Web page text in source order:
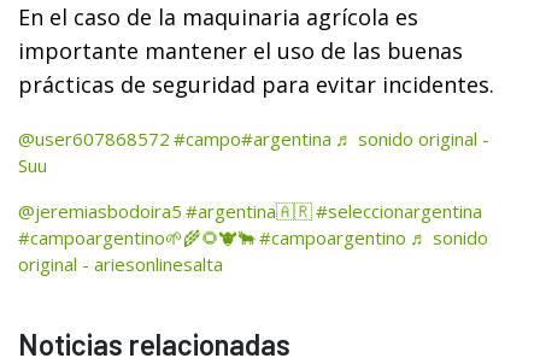
En el caso de la maquinaria agrícola es
importante mantener el uso de las buenas
prácticas de seguridad para evitar incidentes.
@user607868572 #campo#argentina ♬ sonido original -
Suu
@jeremiasbodoira5 #argentina🇦🇷#seleccionargentina
#campoargentino🌱🌾🌻🐮🐂#campoargentino ♬ sonido
original - ariesonlinesalta
Noticias relacionadas